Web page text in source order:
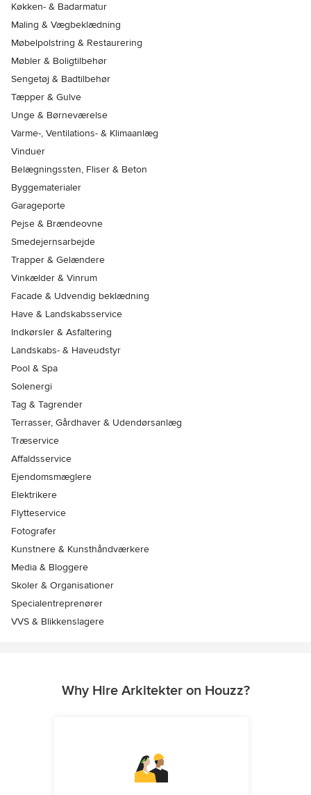
Køkken- & Badarmatur
Maling & Vægbeklædning
Møbelpolstring & Restaurering
Møbler & Boligtilbehør
Sengetøj & Badtilbehør
Tæpper & Gulve
Unge & Børneværelse
Varme-, Ventilations- & Klimaanlæg
Vinduer
Belægningssten, Fliser & Beton
Byggematerialer
Garageporte
Pejse & Brændeovne
Smedejernsarbejde
Trapper & Gelændere
Vinkælder & Vinrum
Facade & Udvendig beklædning
Have & Landskabsservice
Indkørsler & Asfaltering
Landskabs- & Haveudstyr
Pool & Spa
Solenergi
Tag & Tagrender
Terrasser, Gårdhaver & Udendørsanlæg
Træservice
Affaldsservice
Ejendomsmæglere
Elektrikere
Flytteservice
Fotografer
Kunstnere & Kunsthåndværkere
Media & Bloggere
Skoler & Organisationer
Specialentreprenører
VVS & Blikkenslagere
Why Hire Arkitekter on Houzz?